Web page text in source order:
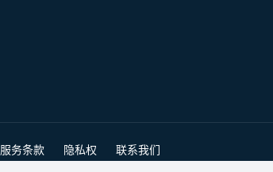
服务条款 隐私权 联系我们